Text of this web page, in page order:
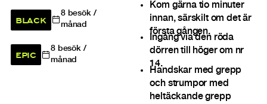
BLACK 8besök /
månad
EPIC 8besök /
månad
Kom gärna tio minuter
innan, särskilt om det är
första gången.
Ingång via den röda
dörren till höger om nr
14.
Handskar med grepp
och strumpor med
heltäckande grepp